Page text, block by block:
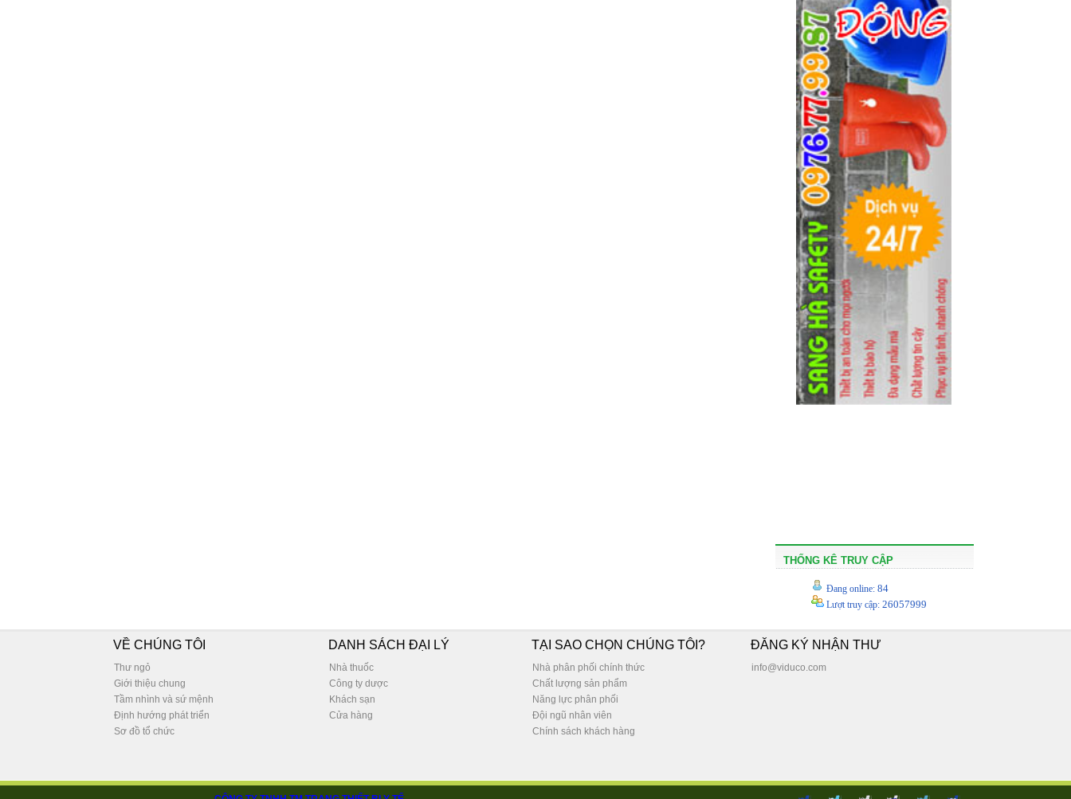
THỐNG KÊ TRUY CẬP
Đang online: 84
Lượt truy cập: 26057999
VỀ CHÚNG TÔI DANH SÁCH ĐẠI LÝ TẠI SAO CHỌN CHÚNG TÔI? ĐĂNG KÝ NHẬN THƯ
Thư ngỏ
Giới thiệu chung
Tầm nhình và sứ mệnh
Định hướng phát triển
Sơ đồ tổ chức
Nhà thuốc
Công ty dược
Khách sạn
Cửa hàng
Nhà phân phối chính thức
Chất lượng sản phẩm
Năng lực phân phối
Đội ngũ nhân viên
Chính sách khách hàng
info@viduco.com